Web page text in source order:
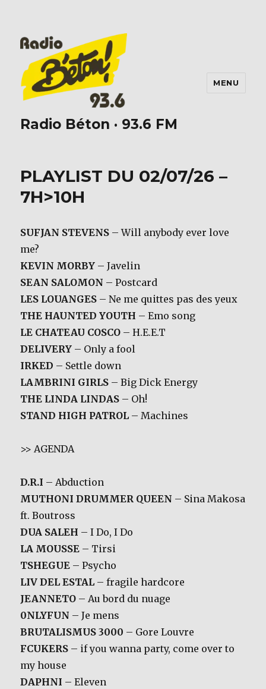
Radio Béton · 93.6 FM
MENU
PLAYLIST DU 02/07/26 –
7H>10H
SUFJAN STEVENS – Will anybody ever love
me?
KEVIN MORBY – Javelin
SEAN SALOMON – Postcard
LES LOUANGES – Ne me quittes pas des yeux
THE HAUNTED YOUTH – Emo song
LE CHATEAU COSCO – H.E.E.T
DELIVERY – Only a fool
IRKED – Settle down
LAMBRINI GIRLS – Big Dick Energy
THE LINDA LINDAS – Oh!
STAND HIGH PATROL – Machines
>> AGENDA
D.R.I – Abduction
MUTHONI DRUMMER QUEEN – Sina Makosa
ft. Boutross
DUA SALEH – I Do, I Do
LA MOUSSE – Tirsi
TSHEGUE – Psycho
LIV DEL ESTAL – fragile hardcore
JEANNETO – Au bord du nuage
0NLYFUN – Je mens
BRUTALISMUS 3000 – Gore Louvre
FCUKERS – if you wanna party, come over to
my house
DAPHNI – Eleven